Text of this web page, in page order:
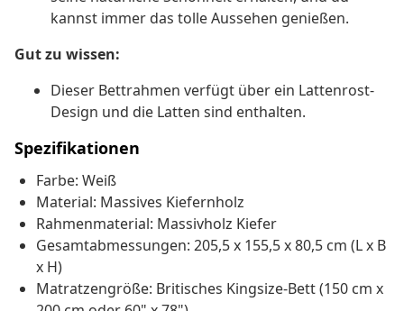
kannst immer das tolle Aussehen genießen.
Gut zu wissen:
Dieser Bettrahmen verfügt über ein Lattenrost-
Design und die Latten sind enthalten.
Spezifikationen
Farbe: Weiß
Material: Massives Kiefernholz
Rahmenmaterial: Massivholz Kiefer
Gesamtabmessungen: 205,5 x 155,5 x 80,5 cm (L x B
x H)
Matratzengröße: Britisches Kingsize-Bett (150 cm x